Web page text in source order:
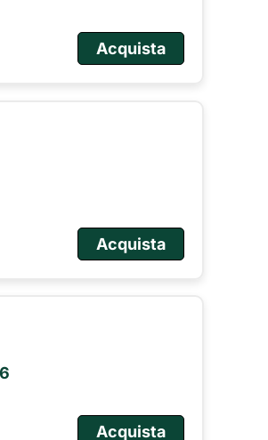
Acquista
Acquista
Acquista